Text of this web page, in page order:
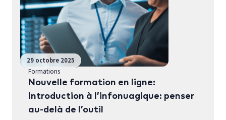
29 octobre 2025
Formations
Nouvelle formation en ligne:
Introduction à l’infonuagique: penser
au-delà de l’outil